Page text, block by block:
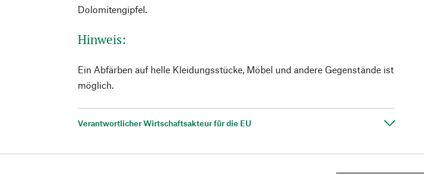
Dolomitengipfel.
Hinweis:
Ein Abfärben auf helle Kleidungsstücke, Möbel und andere Gegenstände ist
möglich.
Verantwortlicher Wirtschaftsakteur für die EU